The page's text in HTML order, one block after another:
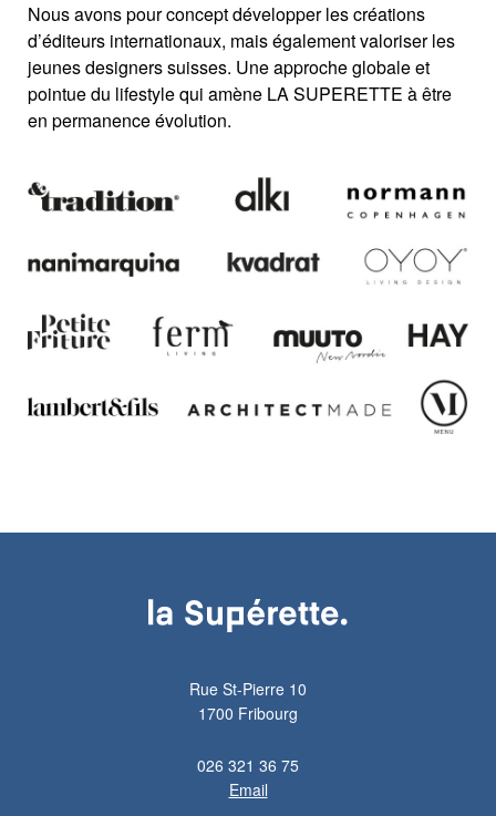
Nous avons pour concept développer les créations
d’éditeurs internationaux, mais également valoriser les
jeunes designers suisses. Une approche globale et
pointue du lifestyle qui amène LA SUPERETTE à être
en permanence évolution.
Rue St-Pierre 10
1700 Fribourg
026 321 36 75
Email